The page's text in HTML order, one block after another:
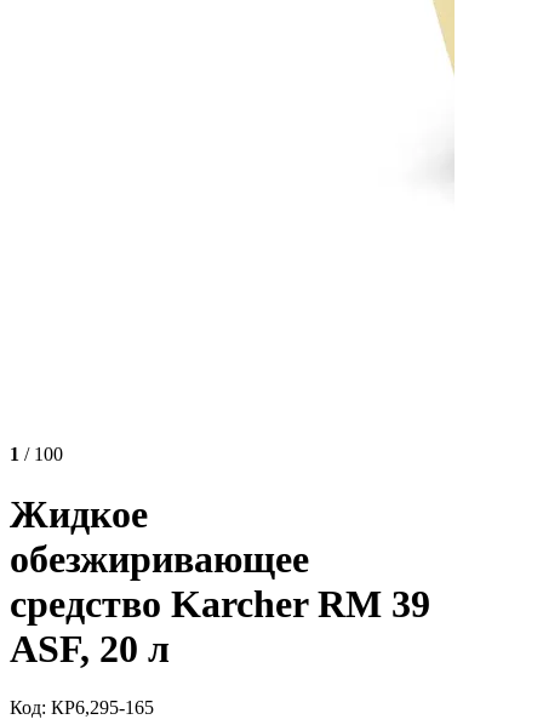
1 / 100
Жидкое
обезжиривающее
средство Karcher RM 39
ASF, 20 л
Код: КР6,295-165